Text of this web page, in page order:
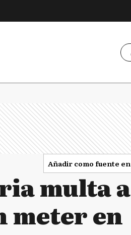
Añadir como fuente en
multa a
meter en